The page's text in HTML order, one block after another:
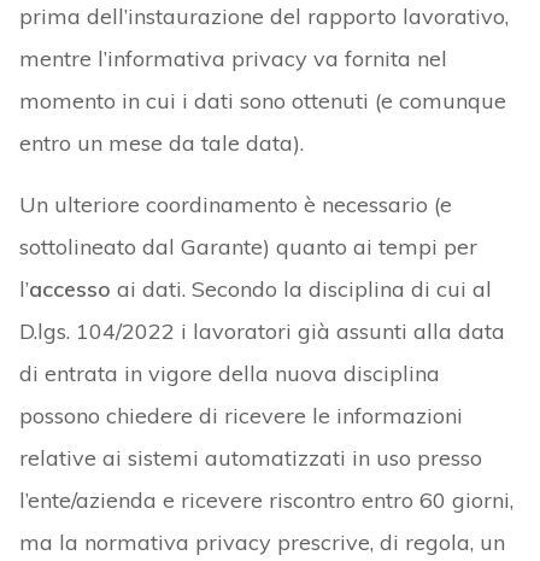
prima dell’instaurazione del rapporto lavorativo,
mentre l’informativa privacy va fornita nel
momento in cui i dati sono ottenuti (e comunque
entro un mese da tale data).
Un ulteriore coordinamento è necessario (e
sottolineato dal Garante) quanto ai tempi per
l’accesso ai dati. Secondo la disciplina di cui al
D.lgs. 104/2022 i lavoratori già assunti alla data
di entrata in vigore della nuova disciplina
possono chiedere di ricevere le informazioni
relative ai sistemi automatizzati in uso presso
l’ente/azienda e ricevere riscontro entro 60 giorni,
ma la normativa privacy prescrive, di regola, un